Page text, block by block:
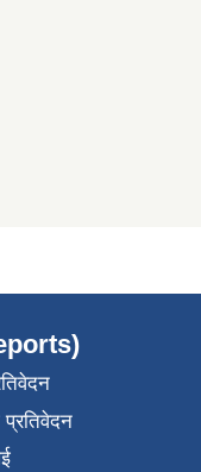
प्रतिवेदन